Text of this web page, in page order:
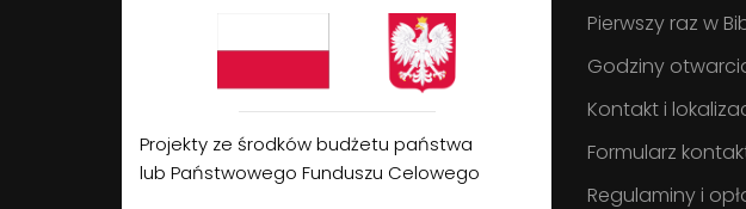
Projekty ze środków budżetu państwa
lub Państwowego Funduszu Celowego
Pierwszy raz w
Godziny
Kontakt i
Formularz
Regulaminy i